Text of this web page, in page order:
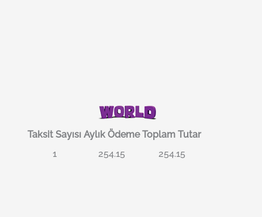
Taksit Sayısı Aylık Ödeme Toplam Tutar
1
254.15 254.15